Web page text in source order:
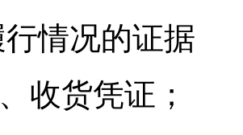
情况的证据
收货凭证；